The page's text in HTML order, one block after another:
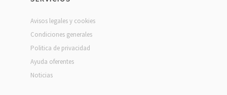
Avisos legales y cookies
Condiciones generales
Politica de privacidad
Ayuda oferentes
Noticias